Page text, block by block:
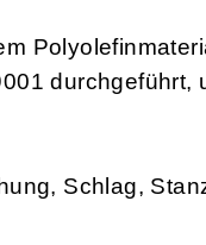
durchgeführt,
Schlag,